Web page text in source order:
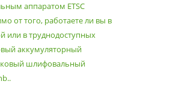
аппаратом ETSC
от того, работаете ли вы в
или в труднодоступных
аккумуляторный
шлифовальный